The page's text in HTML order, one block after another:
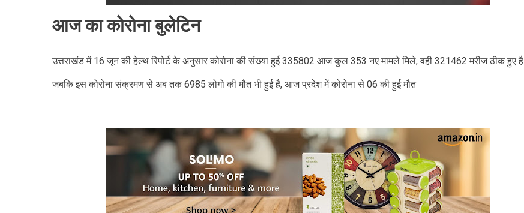
News।।
आज का कोरोना बुलेटिन
उत्तराखंड में 16 जून की हेल्थ रिपोर्ट के अनुसार कोरोना की संख्या हुई 335802 आज कुल 353 नए मामले मिले, वही 321462 मरीज ठीक हुए है
जबकि इस कोरोना संक्रमण से अब तक 6985 लोगो की मौत भी हुई है, आज प्रदेश में कोरोना से 06 की हुई मौत